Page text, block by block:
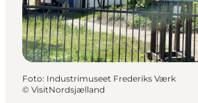
Foto: Industrimuseet Frederiks Værk
© VisitNordsjælland